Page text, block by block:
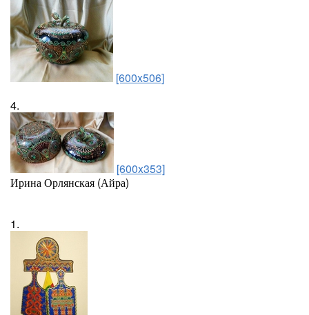
[600x506]
4.
[600x353]
Ирина Орлянская (Айра)
1.